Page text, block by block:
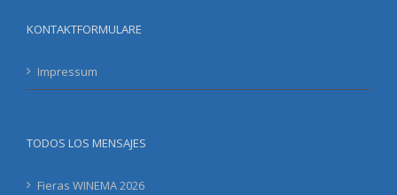
KONTAKTFORMULARE
Impressum
TODOS LOS MENSAJES
Fieras WINEMA 2026